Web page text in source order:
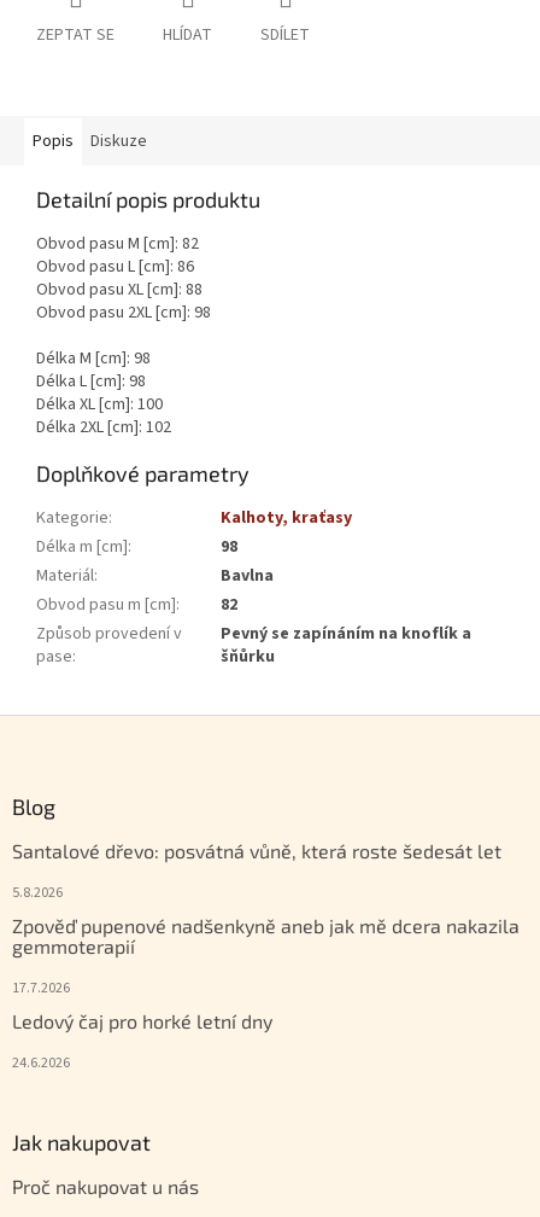
ZEPTAT SE HLÍDAT SDÍLET
Popis Diskuze
Detailní popis produktu
Obvod pasu M [cm]: 82
Obvod pasu L [cm]: 86
Obvod pasu XL [cm]: 88
Obvod pasu 2XL [cm]: 98
Délka M [cm]: 98
Délka L [cm]: 98
Délka XL [cm]: 100
Délka 2XL [cm]: 102
Doplňkové parametry
Kategorie:
Kalhoty, kraťasy
Délka m [cm]:
98
Materiál:
Bavlna
Obvod pasu m [cm]:
82
Způsob provedení v
pase:
Pevný se zapínáním na knoflík a
šňůrku
Blog
Santalové dřevo: posvátná vůně, která roste šedesát let
5.8.2026
Zpověď pupenové nadšenkyně aneb jak mě dcera nakazila
gemmoterapií
17.7.2026
Ledový čaj pro horké letní dny
24.6.2026
Jak nakupovat
Proč nakupovat u nás